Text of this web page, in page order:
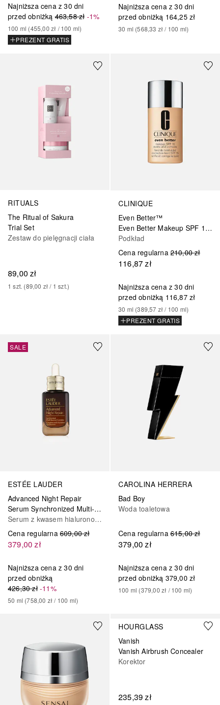
Najniższa cena z 30 dni
przed obniżką 463,58 zł-1%
100 ml (455,00 zł / 100 ml)
PREZENT GRATIS
Najniższa cena z 30 dni
przed obniżką 164,25 zł
30 ml (568,33 zł / 100 ml)
RITUALS
The Ritual of Sakura
Trial Set
Zestaw do pielęgnacji ciała
89,00 zł
1 szt. (89,00 zł / 1 szt.)
CLINIQUE
Even Better™
Even Better Makeup SPF 15 - Podkład
Podkład
Cena regularna 210,00 zł
116,87 zł
Najniższa cena z 30 dni
przed obniżką 116,87 zł
30 ml (389,57 zł / 100 ml)
PREZENT GRATIS
ESTÉE LAUDER
Advanced Night Repair
Serum Synchronized Multi-Recovery Complex
Serum z kwasem hialuronowym
Cena regularna 609,00 zł
379,00 zł
Najniższa cena z 30 dni
przed obniżką
426,30 zł-11%
50 ml (758,00 zł / 100 ml)
SALE
CAROLINA HERRERA
Bad Boy
Woda toaletowa
Cena regularna 615,00 zł
379,00 zł
Najniższa cena z 30 dni
przed obniżką 379,00 zł
100 ml (379,00 zł / 100 ml)
+5
HOURGLASS
Vanish
Vanish Airbrush Concealer
Korektor
235,39 zł